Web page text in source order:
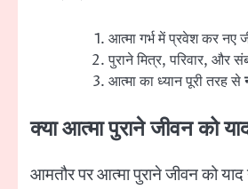
आत्मा गर्भ में प्रवेश कर नए
पुराने मित्र, परिवार, और
आत्मा का ध्यान पूरी तरह से
क्या आत्मा पुराने जीवन को
आमतौर पर आत्मा पुराने जीवन को